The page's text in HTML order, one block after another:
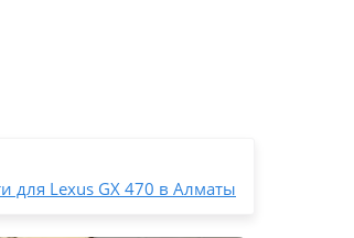
для Lexus GX 470 в Алматы